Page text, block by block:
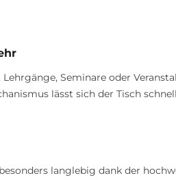
Seminare oder
lässt sich der Tisch
langlebig dank der